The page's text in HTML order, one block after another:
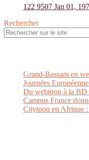
122 9507 Jan 01,
Rechercher
Grand-Bassam en
Journées
Du webtoon à la BD
Campus France
Citytoon en Afrique